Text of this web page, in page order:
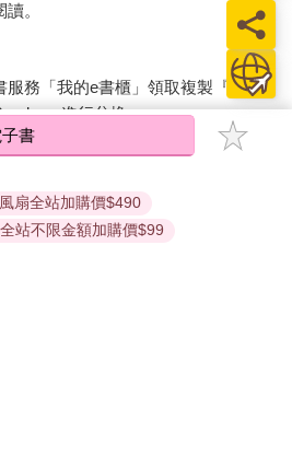
。
務「我的e書櫃」領取複製『兌換
進行兌換。
所購買的電子書僅能以金石堂專屬
法以其他閱讀器或直接下載檔案。
19條及行政院消費者保護處公告之
書
扇全站加購價$490
站不限金額加購價$99